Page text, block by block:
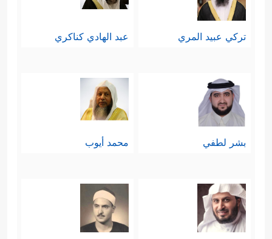
تركي عبيد المري عبد الهادي كناكري
بشر لطفي محمد أيوب